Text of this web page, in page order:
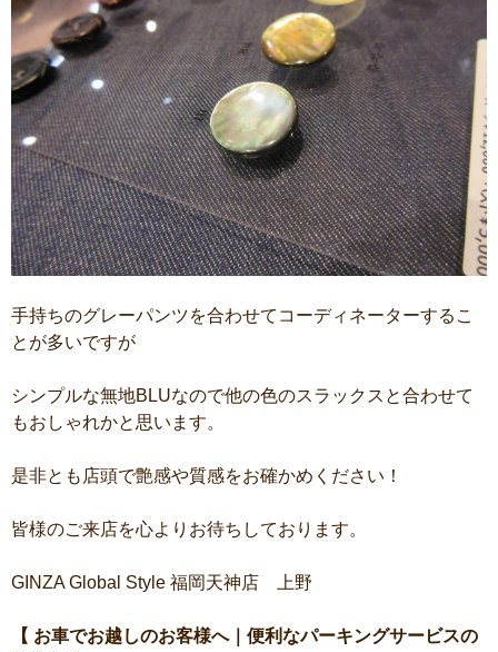
手持ちのグレーパンツを合わせてコーディネーターするこ
とが多いですが
シンプルな無地BLUなので他の色のスラックスと合わせて
もおしゃれかと思います。
是非とも店頭で艶感や質感をお確かめください！
皆様のご来店を心よりお待ちしております。
GINZA Global Style 福岡天神店 上野
【 お車でお越しのお客様へ｜便利なパーキングサービスの